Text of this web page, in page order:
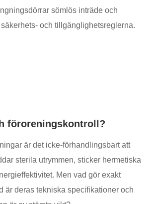
sömlös inträde och
och tillgänglighetsreglerna.
föroreningskontroll?
är det icke-förhandlingsbart att
sterila utrymmen, sticker hermetiska
Men vad gör exakt
är deras tekniska specifikationer och